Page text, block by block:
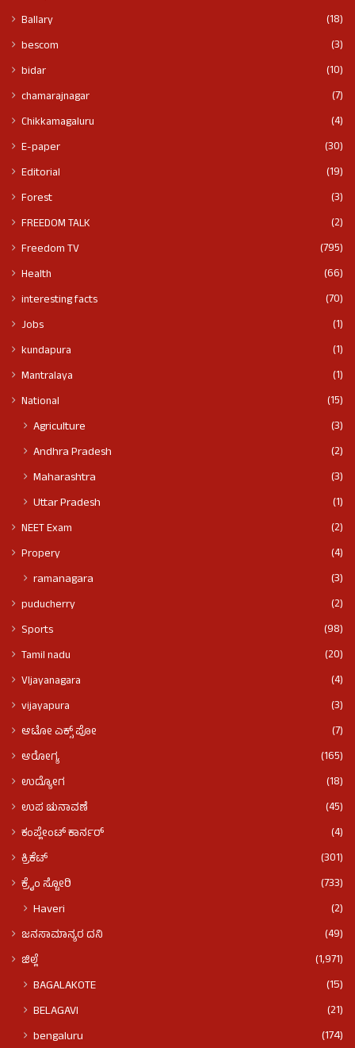
Ballary
(18)
bescom
(3)
bidar
(10)
chamarajnagar
(7)
Chikkamagaluru
(4)
E-paper
(30)
Editorial
(19)
Forest
(3)
FREEDOM TALK
(2)
Freedom TV
(795)
Health
(66)
interesting facts
(70)
Jobs
(1)
kundapura
(1)
Mantralaya
(1)
National
(15)
Agriculture
(3)
Andhra Pradesh
(2)
Maharashtra
(3)
Uttar Pradesh
(1)
NEET Exam
(2)
Propery
(4)
ramanagara (3)
puducherry
(2)
Sports
(98)
Tamil nadu
(20)
VIjayanagara
(4)
vijayapura
(3)
ಆಟೋ ಎಕ್ಸ್ ಪೋ
(7)
ಆರೋಗ್ಯ
(165)
ಉದ್ಯೋಗ
(18)
ಉಪ ಚುನಾವಣೆ
(45)
ಕಂಪ್ಲೇಂಟ್ ಕಾರ್ನರ್
(4)
ಕ್ರಿಕೆಟ್
(301)
ಕ್ರೈಂ ಸ್ಟೋರಿ
(733)
Haveri (2)
ಜನಸಾಮಾನ್ಯರ ದನಿ
(49)
ಜಿಲ್ಲೆ
(1,971)
BAGALAKOTE
(15)
BELAGAVI
(21)
bengaluru
(174)